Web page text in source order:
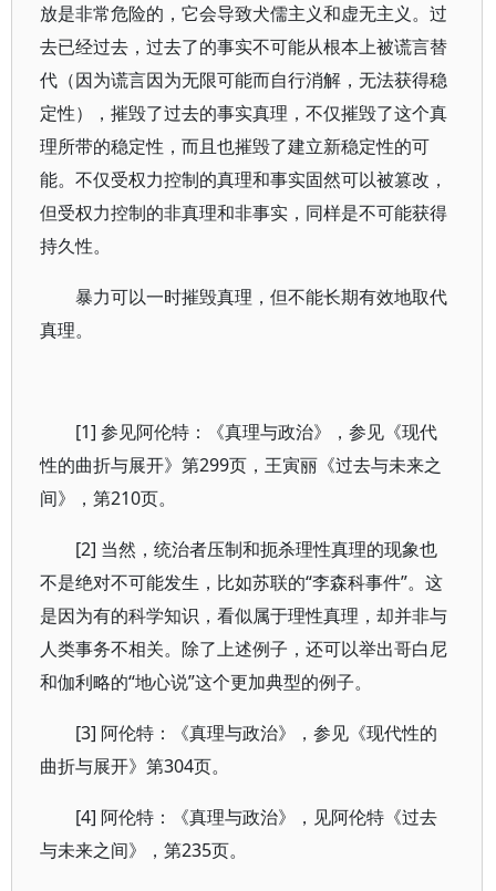
放是非常危险的，它会导致犬儒主义和虚无主义。过
去已经过去，过去了的事实不可能从根本上被谎言替
代（因为谎言因为无限可能而自行消解，无法获得稳
定性），摧毁了过去的事实真理，不仅摧毁了这个真
理所带的稳定性，而且也摧毁了建立新稳定性的可
能。不仅受权力控制的真理和事实固然可以被篡改，
但受权力控制的非真理和非事实，同样是不可能获得
持久性。
暴力可以一时摧毁真理，但不能长期有效地取代
真理。
[1] 参见阿伦特：《真理与政治》，参见《现代
性的曲折与展开》第299页，王寅丽《过去与未来之
间》，第210页。
[2] 当然，统治者压制和扼杀理性真理的现象也
不是绝对不可能发生，比如苏联的“李森科事件”。这
是因为有的科学知识，看似属于理性真理，却并非与
人类事务不相关。除了上述例子，还可以举出哥白尼
和伽利略的“地心说”这个更加典型的例子。
[3] 阿伦特：《真理与政治》，参见《现代性的
曲折与展开》第304页。
[4] 阿伦特：《真理与政治》，见阿伦特《过去
与未来之间》，第235页。